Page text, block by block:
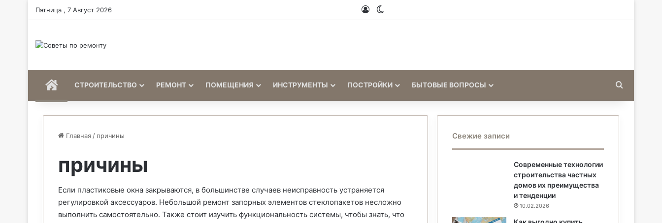
Пятница , 7 Август 2026 Войти
HomeСТРОИТЕЛЬСТВО РЕМОНТ ПОМЕЩЕНИЯ ИНСТРУМЕНТЫ ПОСТРОЙКИ БЫТОВЫЕ ВОПРОСЫ
Главная / причины
причины
Если пластиковые окна закрываются, в большинстве случаев неисправность устраняется
регулировкой аксессуаров. Небольшой ремонт запорных элементов стеклопакетов несложно
выполнить самостоятельно. Также стоит изучить функциональность системы, чтобы знать, что
Свежие записи
Современные технологии
строительства частных
домов их преимущества
и тенденции
10.02.2026